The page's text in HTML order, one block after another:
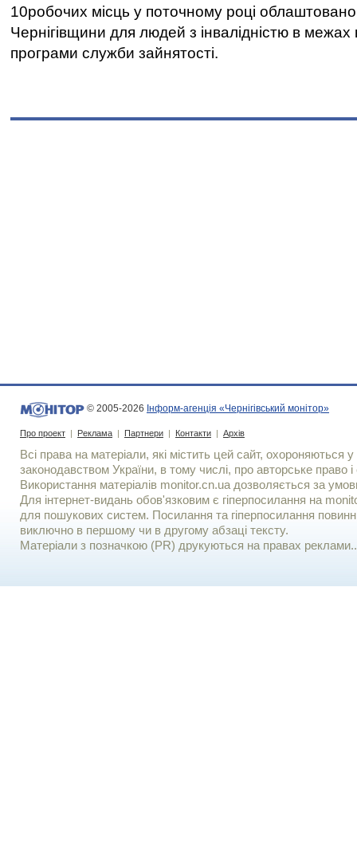
10робочих місць у поточному році
Чернігівщини для людей з інвалідністю в межах
програми служби зайнятості.
© 2005-2026 Інформ-агенція «Чернігівський монітор»
Про проект | Реклама | Партнери | Контакти | Архів
Всі права на матеріали, які містить цей сайт, охороняються у
законодавством України, в тому числі, про авторське право і
Використання матерiалiв monitor.cn.ua дозволяється за
Для iнтернет-видань обов'язковим є гiперпосилання на
для пошукових систем. Посилання та гіперпосилання
виключно в першому чи в другому абзаці тексту.
Матеріали з позначкою (PR) друкуються на правах реклами..